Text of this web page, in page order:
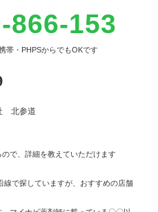
866-153
帯・PHPSからでもOKです
北参道
ので、詳細を教えていただけます
線で探していますが、おすすめの店舗